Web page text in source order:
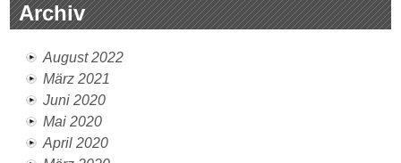
Archiv
August 2022
März 2021
Juni 2020
Mai 2020
April 2020